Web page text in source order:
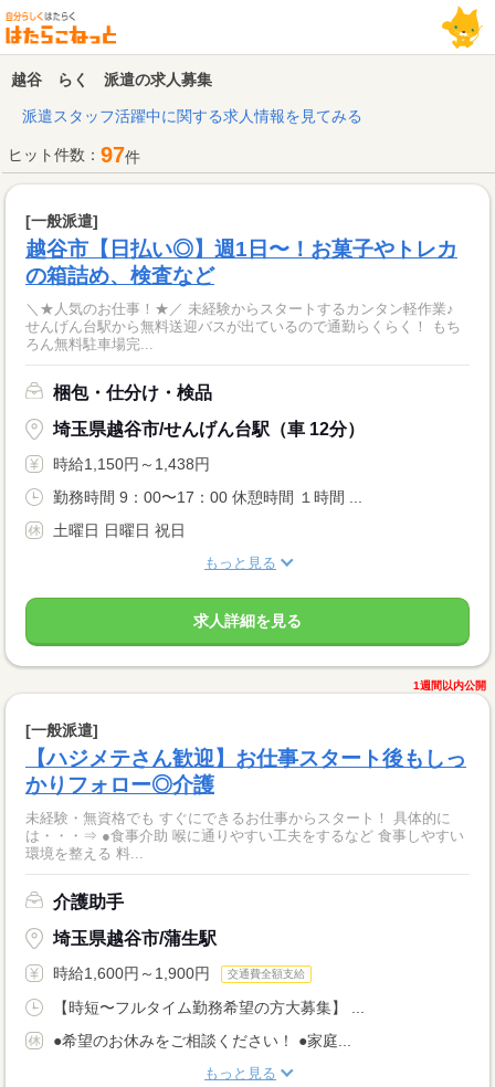
越谷 らく 派遣の求人募集
派遣スタッフ活躍中に関する求人情報を見てみる
ヒット件数： 97件
[一般派遣]
越谷市【日払い◎】週1日〜！お菓子やトレカ
の箱詰め、検査など
＼★人気のお仕事！★／ 未経験からスタートするカンタン軽作業♪
せんげん台駅から無料送迎バスが出ているので通勤らくらく！ もち
ろん無料駐車場完...
梱包・仕分け・検品
埼玉県越谷市/せんげん台駅（車 12分）
時給1,150円～1,438円
勤務時間 9：00〜17：00 休憩時間 １時間 ...
土曜日 日曜日 祝日
もっと見る
求人詳細を見る
1週間以内公開
[一般派遣]
【ハジメテさん歓迎】お仕事スタート後もしっ
かりフォロー◎介護
未経験・無資格でも すぐにできるお仕事からスタート！ 具体的に
は・・・⇒ ●食事介助 喉に通りやすい工夫をするなど 食事しやすい
環境を整える 料...
介護助手
埼玉県越谷市/蒲生駅
時給1,600円～1,900円 交通費全額支給
【時短〜フルタイム勤務希望の方大募集】 ...
●希望のお休みをご相談ください！ ●家庭...
もっと見る